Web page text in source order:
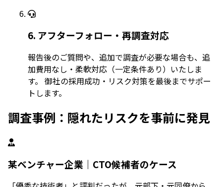
6. アフターフォロー・再調査対応
報告後のご質問や、追加で調査が必要な場合も、追
加費用なし・柔軟対応（一定条件あり）いたしま
す。 御社の採用成功・リスク対策を最後までサポー
トします。
調査事例：隠れたリスクを事前に発見
某ベンチャー企業｜CTO候補者のケース